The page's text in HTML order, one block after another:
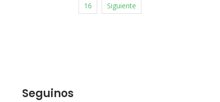
16 Siguiente
Seguinos